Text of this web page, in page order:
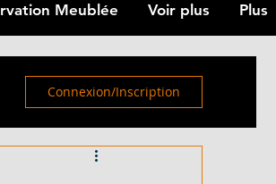
Meublée Voir plus Plus
Connexion/Inscription